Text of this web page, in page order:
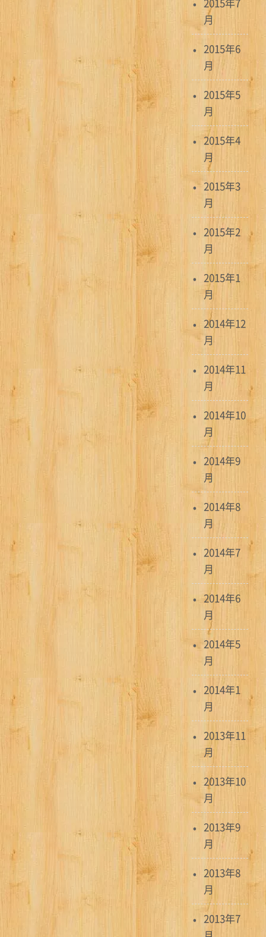
月
2015年6
月
2015年5
月
2015年4
月
2015年3
月
2015年2
月
2015年1
月
2014年12
月
2014年11
月
2014年10
月
2014年9
月
2014年8
月
2014年7
月
2014年6
月
2014年5
月
2014年1
月
2013年11
月
2013年10
月
2013年9
月
2013年8
月
2013年7